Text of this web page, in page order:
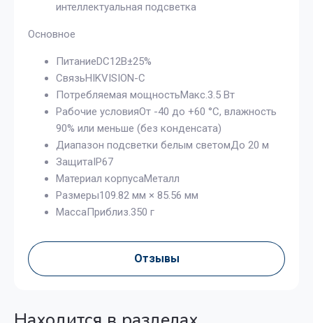
интеллектуальная подсветка
Основное
ПитаниеDC12В±25%
СвязьHIKVISION-C
Потребляемая мощностьМакс.3.5 Вт
Рабочие условияОт -40 до +60 °C, влажность
90% или меньше (без конденсата)
Диапазон подсветки белым светомДо 20 м
ЗащитаIP67
Материал корпусаМеталл
Размеры109.82 мм × 85.56 мм
МассаПриблиз.350 г
Отзывы